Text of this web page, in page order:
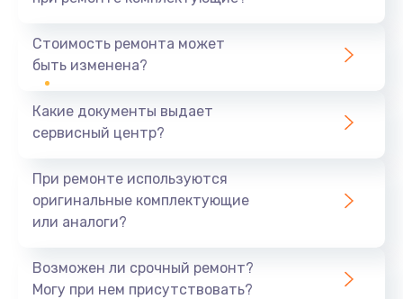
1890 руб.
Замена аккумулятора
Замена SSD
Заказать
Стоимость ремонта может
быть изменена?
Какие документы выдает
сервисный центр?
При ремонте используются
оригинальные комплектующие
или аналоги?
Возможен ли срочный ремонт?
Могу при нем присутствовать?